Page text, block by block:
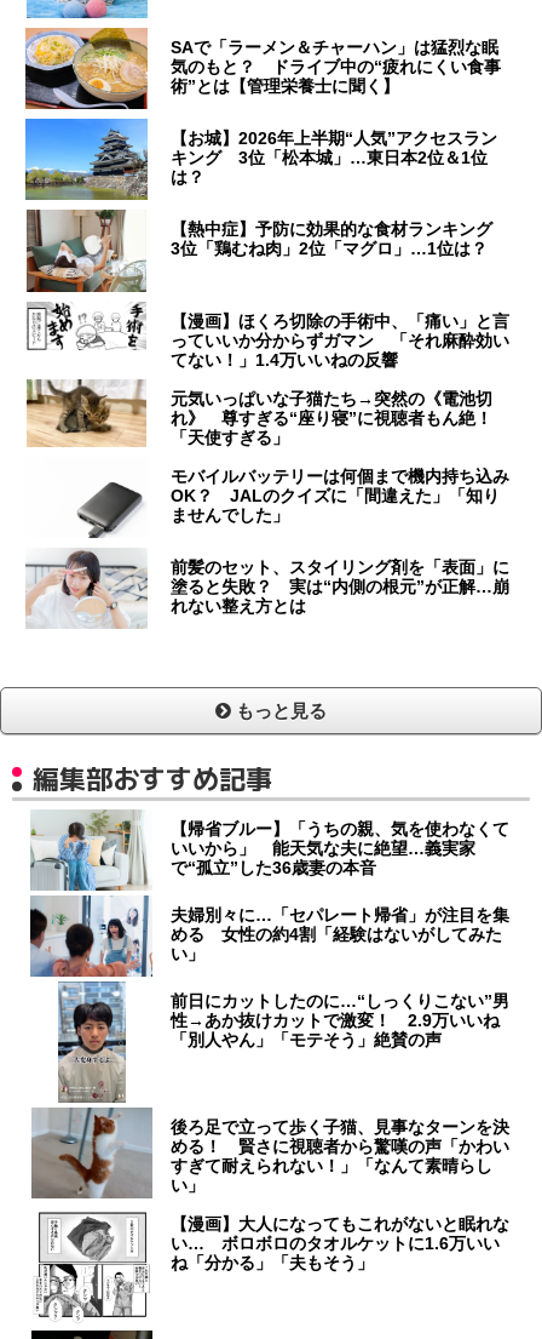
SAで「ラーメン＆チャーハン」は猛烈な眠
気のもと？ ドライブ中の“疲れにくい食事
術”とは【管理栄養士に聞く】
【お城】2026年上半期“人気”アクセスラン
キング 3位「松本城」…東日本2位＆1位
は？
【熱中症】予防に効果的な食材ランキング
3位「鶏むね肉」2位「マグロ」…1位は？
【漫画】ほくろ切除の手術中、「痛い」と言
っていいか分からずガマン 「それ麻酔効い
てない！」1.4万いいねの反響
元気いっぱいな子猫たち→突然の《電池切
れ》 尊すぎる“座り寝”に視聴者もん絶！
「天使すぎる」
モバイルバッテリーは何個まで機内持ち込み
OK？ JALのクイズに「間違えた」「知り
ませんでした」
前髪のセット、スタイリング剤を「表面」に
塗ると失敗？ 実は“内側の根元”が正解…崩
れない整え方とは
もっと見る
編集部おすすめ記事
【帰省ブルー】「うちの親、気を使わなくて
いいから」 能天気な夫に絶望…義実家
で“孤立”した36歳妻の本音
夫婦別々に…「セパレート帰省」が注目を集
める 女性の約4割「経験はないがしてみた
い」
前日にカットしたのに…“しっくりこない”男
性→あか抜けカットで激変！ 2.9万いいね
「別人やん」「モテそう」絶賛の声
後ろ足で立って歩く子猫、見事なターンを決
める！ 賢さに視聴者から驚嘆の声「かわい
すぎて耐えられない！」「なんて素晴らし
い」
【漫画】大人になってもこれがないと眠れな
い… ボロボロのタオルケットに1.6万いい
ね「分かる」「夫もそう」